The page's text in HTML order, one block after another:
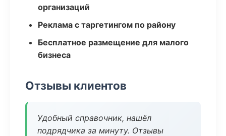
организаций
Реклама с таргетингом по району
Бесплатное размещение для малого
бизнеса
Отзывы клиентов
Удобный справочник, нашёл
подрядчика за минуту. Отзывы